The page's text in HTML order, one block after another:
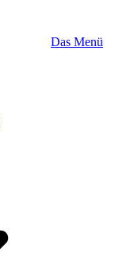
Das Menü